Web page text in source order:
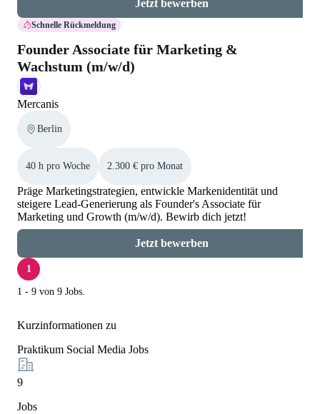
Jetzt bewerben
Schnelle Rückmeldung
Founder Associate für Marketing &
Wachstum (m/w/d)
Mercanis
Berlin
40 h pro Woche 2.300 € pro Monat
Präge Marketingstrategien, entwickle Markenidentität und
steigere Lead-Generierung als Founder's Associate für
Marketing und Growth (m/w/d). Bewirb dich jetzt!
Jetzt bewerben
1
1 - 9 von 9 Jobs.
Kurzinformationen zu
Praktikum Social Media Jobs
9
Jobs